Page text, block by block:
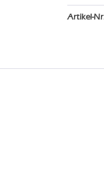
Artikel-